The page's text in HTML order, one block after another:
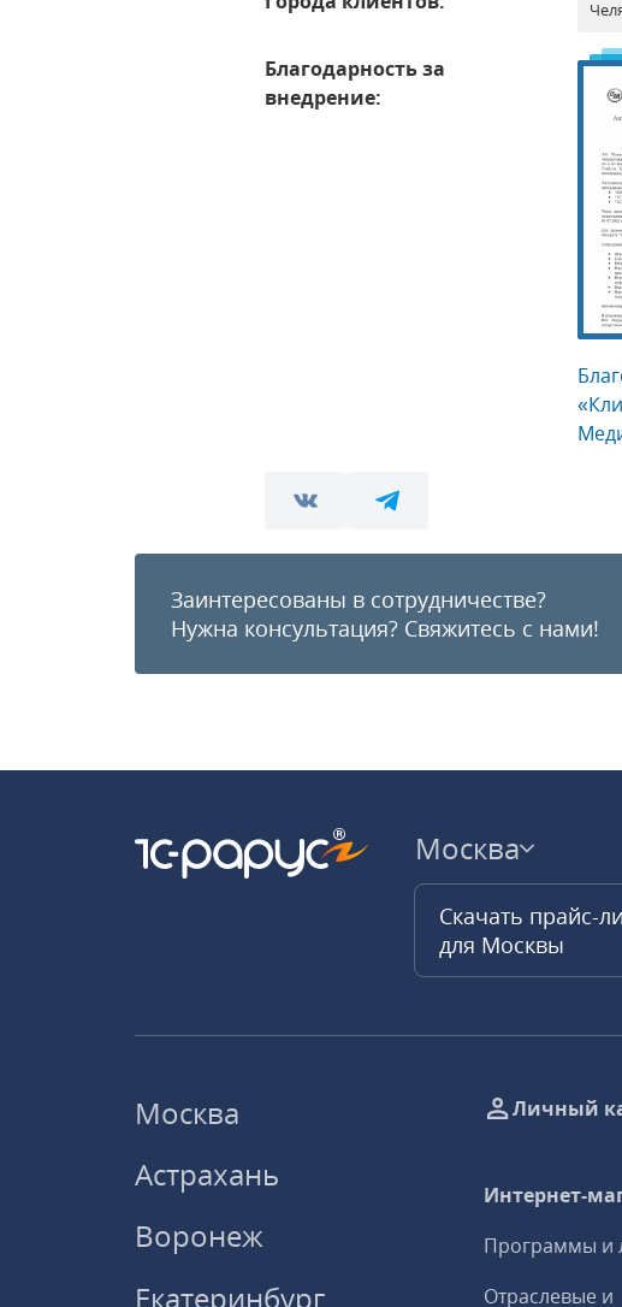
Благодарность за
внедрение:
Заинтересованы в сотрудничестве?
Нужна консультация? Свяжитесь с нами!
Москва
Скачать прайс-
для Москвы
Москва
Астрахань
Воронеж
Екатеринбург
Личный
Интернет-
Программы и
Отраслевые и